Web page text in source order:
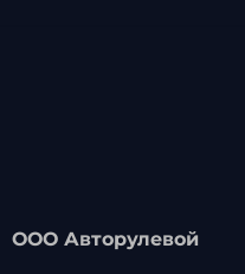
ООО Авторулевой